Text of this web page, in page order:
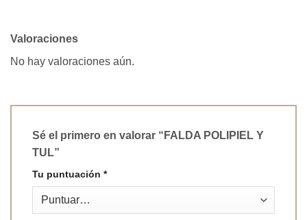
Valoraciones
No hay valoraciones aún.
Sé el primero en valorar “FALDA POLIPIEL Y
TUL”
Tu puntuación *